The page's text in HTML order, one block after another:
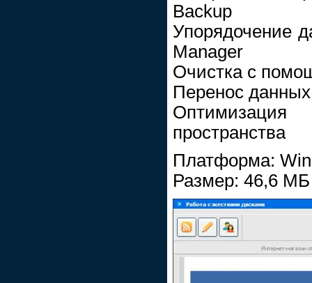
Backup
Упорядочение
Manager
Очистка с
Перенос
Оптимизация
пространства
Платформа:
Размер: 46,6 МБ